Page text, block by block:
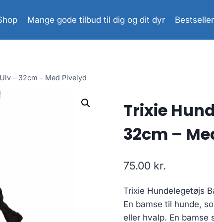
Mange gode tilbud til dig og dit dyr Bestseller
– 32cm – Med Pivelyd
Trixie
32cm –
75.00 kr.
Trixie Hundelegetøjs
En bamse til hunde,
eller hvalp. En bamse